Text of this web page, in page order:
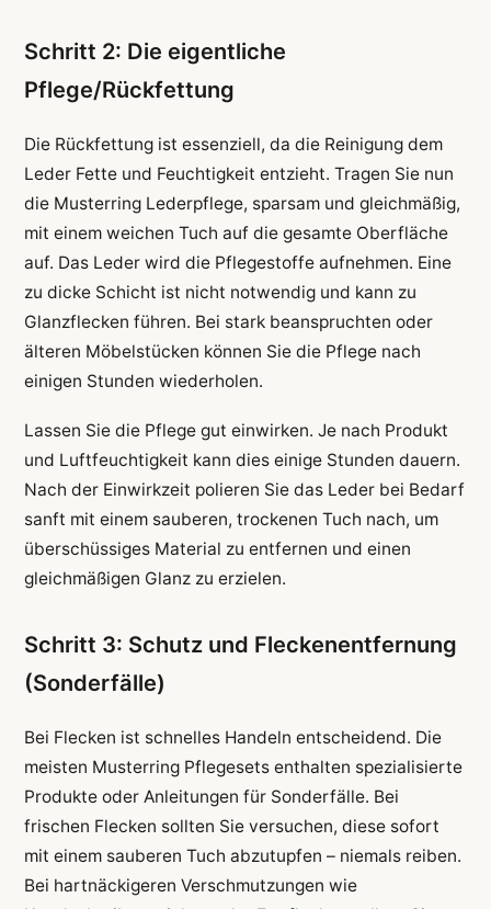
Schritt 2: Die eigentliche
Pflege/Rückfettung
Die Rückfettung ist essenziell, da die Reinigung dem
Leder Fette und Feuchtigkeit entzieht. Tragen Sie nun
die Musterring Lederpflege, sparsam und gleichmäßig,
mit einem weichen Tuch auf die gesamte Oberfläche
auf. Das Leder wird die Pflegestoffe aufnehmen. Eine
zu dicke Schicht ist nicht notwendig und kann zu
Glanzflecken führen. Bei stark beanspruchten oder
älteren Möbelstücken können Sie die Pflege nach
einigen Stunden wiederholen.
Lassen Sie die Pflege gut einwirken. Je nach Produkt
und Luftfeuchtigkeit kann dies einige Stunden dauern.
Nach der Einwirkzeit polieren Sie das Leder bei Bedarf
sanft mit einem sauberen, trockenen Tuch nach, um
überschüssiges Material zu entfernen und einen
gleichmäßigen Glanz zu erzielen.
Schritt 3: Schutz und Fleckenentfernung
(Sonderfälle)
Bei Flecken ist schnelles Handeln entscheidend. Die
meisten Musterring Pflegesets enthalten spezialisierte
Produkte oder Anleitungen für Sonderfälle. Bei
frischen Flecken sollten Sie versuchen, diese sofort
mit einem sauberen Tuch abzutupfen – niemals reiben.
Bei hartnäckigeren Verschmutzungen wie